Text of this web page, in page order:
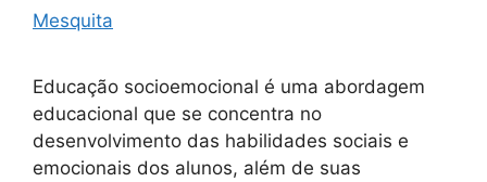
Mesquita
Educação socioemocional é uma abordagem
educacional que se concentra no
desenvolvimento das habilidades sociais e
emocionais dos alunos, além de suas